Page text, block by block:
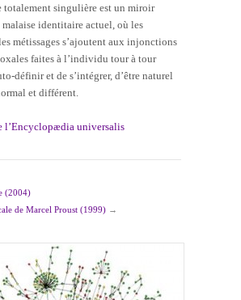
totalement singulière est un miroir
malaise identitaire actuel, où les
métissages s’ajoutent aux injonctions
faites à l’individu tour à tour
définir et de s’intégrer, d’être naturel
et différent.
l’Encyclopædia universalis
(2004)
de Marcel Proust (1999) →